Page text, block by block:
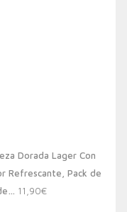
Dorada Lager Con
Refrescante, Pack de
11,90€